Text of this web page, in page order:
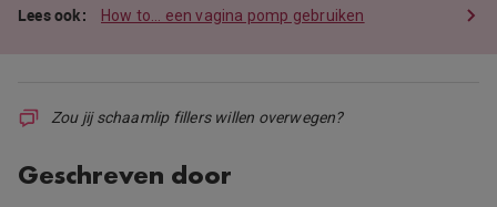
How to… een vagina pomp gebruiken
Zou jij schaamlip fillers willen overwegen?
Geschreven door